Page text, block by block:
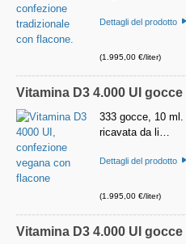
Dettagli del prodotto
(1.995,00 €/liter)
Vitamina D3 4.000 UI
333 gocce, 10
ricavata da li…
Dettagli del prodotto
(1.995,00 €/liter)
Vitamina D3 4.000 UI gocce